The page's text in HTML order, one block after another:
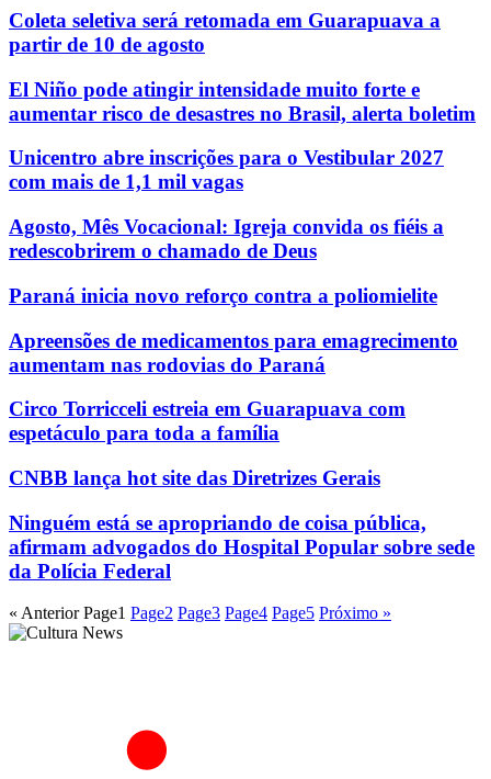
Coleta seletiva será retomada em Guarapuava a
partir de 10 de agosto
El Niño pode atingir intensidade muito forte e
aumentar risco de desastres no Brasil, alerta boletim
Unicentro abre inscrições para o Vestibular 2027
com mais de 1,1 mil vagas
Agosto, Mês Vocacional: Igreja convida os fiéis a
redescobrirem o chamado de Deus
Paraná inicia novo reforço contra a poliomielite
Apreensões de medicamentos para emagrecimento
aumentam nas rodovias do Paraná
Circo Torricceli estreia em Guarapuava com
espetáculo para toda a família
CNBB lança hot site das Diretrizes Gerais
Ninguém está se apropriando de coisa pública,
afirmam advogados do Hospital Popular sobre sede
da Polícia Federal
« Anterior Page1 Page2 Page3 Page4 Page5 Próximo »